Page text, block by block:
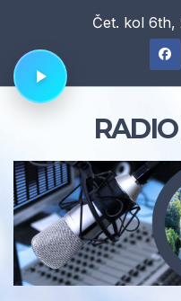
content
Čet. kol 6th,